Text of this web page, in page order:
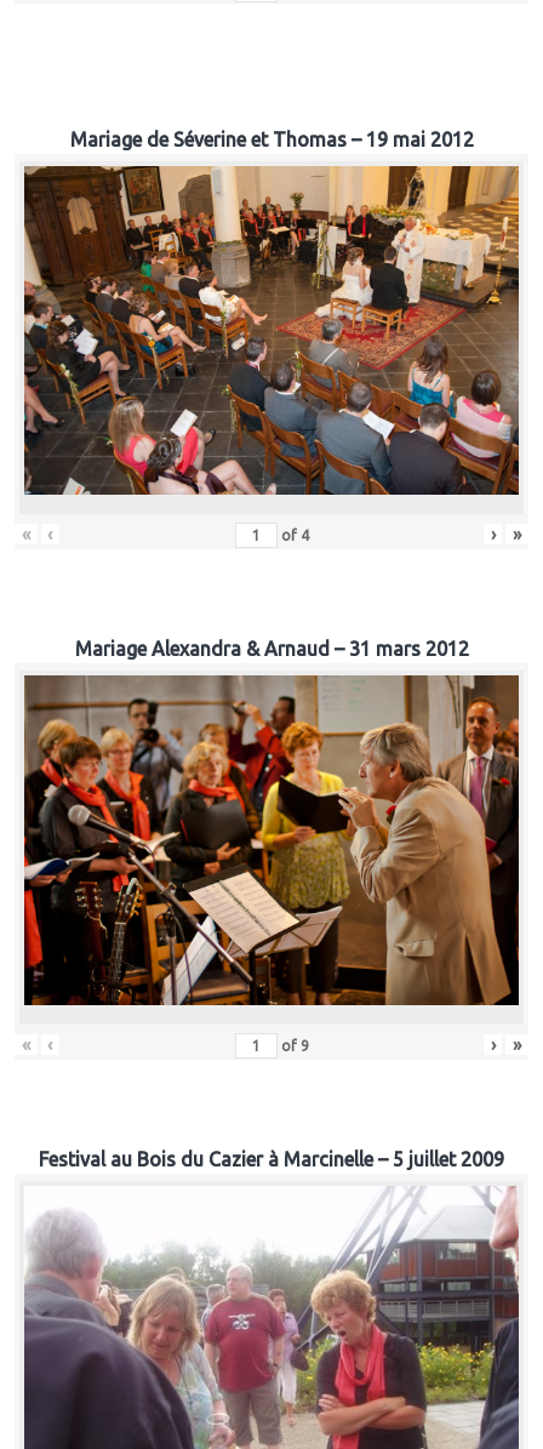
Mariage de Séverine et Thomas – 19 mai 2012
« ‹ of 4 › »
Mariage Alexandra & Arnaud – 31 mars 2012
« ‹ of 9 › »
Festival au Bois du Cazier à Marcinelle – 5 juillet 2009